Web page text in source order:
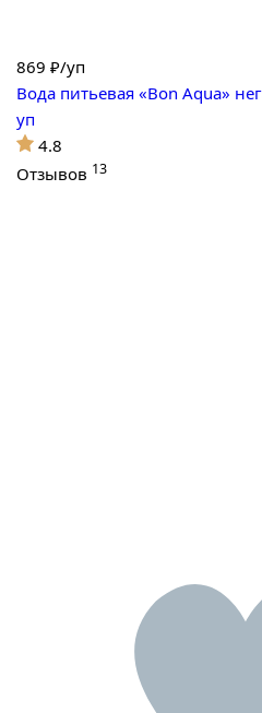
869 ₽/уп
Вода питьевая «Bon Aqua»
уп
4.8
Отзывов 13